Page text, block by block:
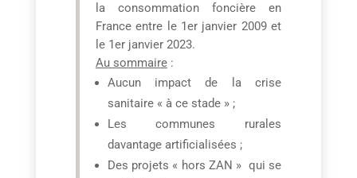
la consommation foncière en
France entre le 1er janvier 2009 et
le 1er janvier 2023.
Au sommaire:
Aucun impact de la crise
sanitaire « à ce stade » ;
Les communes rurales
davantage artificialisées ;
Des projets « hors ZAN » qui se